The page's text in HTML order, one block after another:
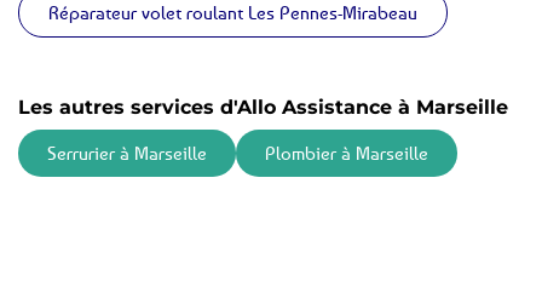
Réparateur volet roulant Les Pennes-Mirabeau
Les autres services d'Allo Assistance à Marseille
Serrurier à Marseille Plombier à Marseille